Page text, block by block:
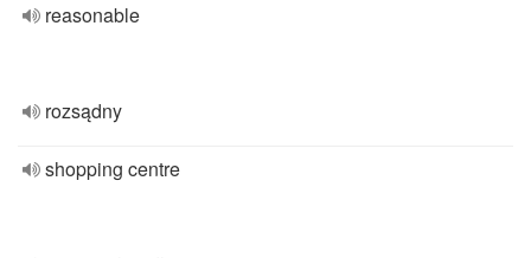
reasonable
rozsądny
shopping centre